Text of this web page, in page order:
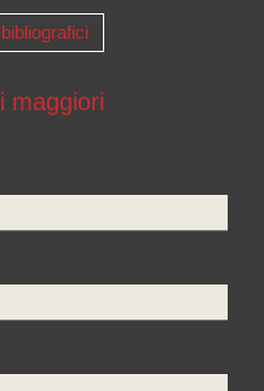
maggiori